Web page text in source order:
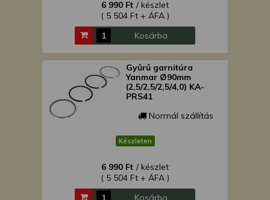
6 990 Ft / készlet
( 5 504 Ft + ÁFA )
Kosárba
Gyűrű garnitúra
Yanmar Ø90mm
(2,5/2,5/2,5/4,0) KA-
PRS41
Normál szállítás
Készleten
6 990 Ft / készlet
( 5 504 Ft + ÁFA )
Kosárba